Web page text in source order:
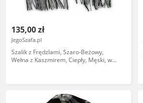
135,00 zł
JegoSzafa.pl
Szalik z Frędzlami, Szaro-Beżowy,
Wełna z Kaszmirem, Ciepły, Męski, w